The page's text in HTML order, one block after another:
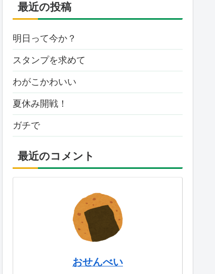
最近の投稿
明日って今か？
スタンプを求めて
わがこかわいい
夏休み開戦！
ガチで
最近のコメント
おせんべい